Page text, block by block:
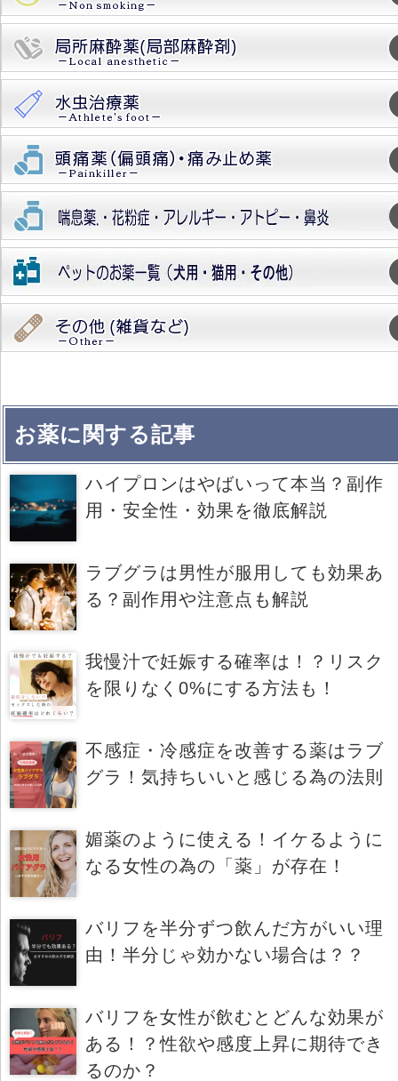
お薬に関する記事
ハイプロンはやばいって本当？副作
用・安全性・効果を徹底解説
ラブグラは男性が服用しても効果あ
る？副作用や注意点も解説
我慢汁で妊娠する確率は！？リスク
を限りなく0%にする方法も！
不感症・冷感症を改善する薬はラブ
グラ！気持ちいいと感じる為の法則
媚薬のように使える！イケるように
なる女性の為の「薬」が存在！
バリフを半分ずつ飲んだ方がいい理
由！半分じゃ効かない場合は？？
バリフを女性が飲むとどんな効果が
ある！？性欲や感度上昇に期待でき
るのか？